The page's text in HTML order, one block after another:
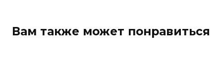
Вам также может понравиться